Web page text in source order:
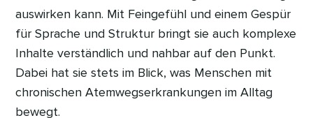
auswirken kann. Mit Feingefühl und einem Gespür
für Sprache und Struktur bringt sie auch komplexe
Inhalte verständlich und nahbar auf den Punkt.
Dabei hat sie stets im Blick, was Menschen mit
chronischen Atemwegserkrankungen im Alltag
bewegt.